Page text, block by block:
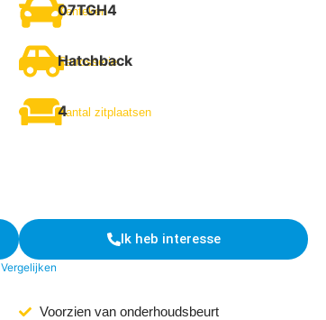
Kenteken
07TGH4
Carrosserie
Hatchback
Aantal zitplaatsen
4
Ik heb interesse
Vergelijken
Voorzien van onderhoudsbeurt